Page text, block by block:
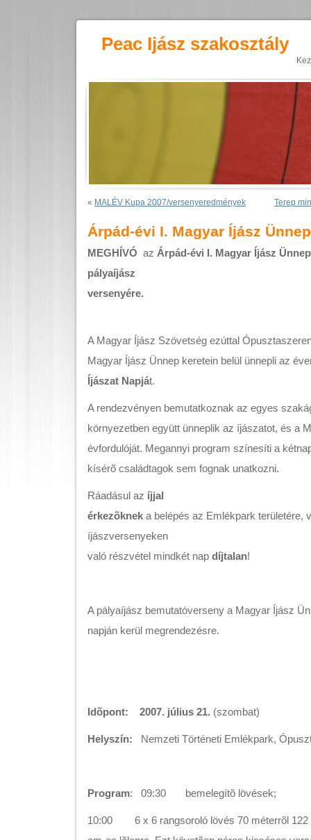
Peac Ijász szakosztály
« MALÉV Kupa 2007/versenyeredmények Terep
Árpád-évi I. Magyar Íjász
MEGHÍVÓ az Árpád-évi I. Magyar Íjász Ünnep
pályaíjász
versenyére.
A Magyar Íjász Szövetség ezúttal
Magyar Íjász Ünnep keretein belül ünnepli az
Íjászat Napját.
A rendezvényen bemutatkoznak az egyes
környezetben együtt ünneplik az íjászatot, és a
évfordulóját. Megannyi program színesíti a
kísérõ családtagok sem fognak unatkozni.
Ráadásul az íjjal
érkezõknek a belépés az Emlékpark területére,
íjászversenyeken
való részvétel mindkét nap díjtalan!
A pályaíjász bemutatóverseny a Magyar Íjász
napján kerül megrendezésre.
Idõpont: 2007. július 21. (szombat)
Helyszín: Nemzeti Történeti Emlékpark,
Program: 09:30 bemelegítõ lövések;
10:00 6 x 6 rangsoroló lövés 70 méterrõl 122